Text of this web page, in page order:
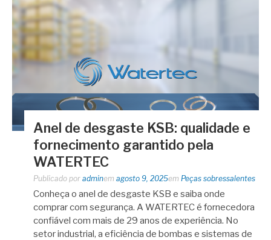
Anel de desgaste KSB: qualidade e
fornecimento garantido pela
WATERTEC
Publicado por adminem agosto 9, 2025em Peças sobressalentes
Conheça o anel de desgaste KSB e saiba onde
comprar com segurança. A WATERTEC é fornecedora
confiável com mais de 29 anos de experiência. No
setor industrial, a eficiência de bombas e sistemas de